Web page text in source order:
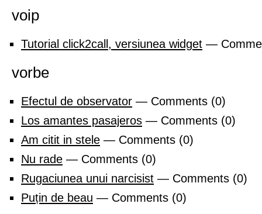
voip
Tutorial click2call, versiunea widget —
vorbe
Efectul de observator — Comments (0)
Los amantes pasajeros — Comments (0)
Am citit in stele — Comments (0)
Nu rade — Comments (0)
Rugaciunea unui narcisist — Comments (0)
Puțin de beau — Comments (0)